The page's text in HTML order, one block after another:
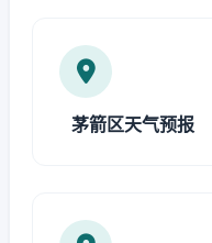
茅箭区天气预报